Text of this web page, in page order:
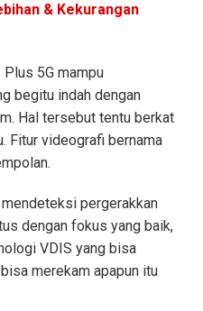
& Kekurangan
Plus 5G mampu
begitu indah dengan
Hal tersebut tentu berkat
Fitur videografi bernama
pergerakkan
dengan fokus yang baik,
VDIS yang bisa
merekam apapun itu